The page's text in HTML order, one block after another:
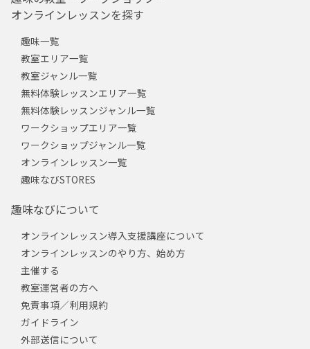
オンラインレッスンを探す
趣味一覧
教室エリア一覧
教室ジャンル一覧
無料体験レッスンエリア一覧
無料体験レッスンジャンル一覧
ワークショップエリア一覧
ワークショップジャンル一覧
オンラインレッスン一覧
趣味なびSTORES
趣味なびについて
オンラインレッスン導入支援講座について
オンラインレッスンのやり方、始め方
主催する
教室運営者の方へ
免責事項／利用規約
ガイドライン
外部送信について